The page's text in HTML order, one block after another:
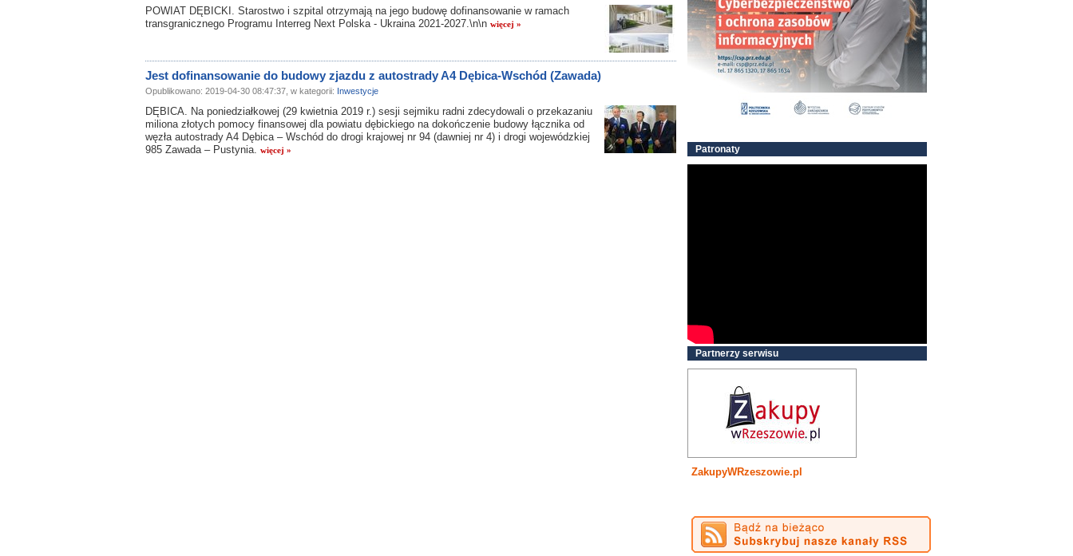
POWIAT DĘBICKI. Starostwo i szpital otrzymają na jego budowę dofinansowanie w ramach
transgranicznego Programu Interreg Next Polska - Ukraina 2021-2027.\n\n więcej »
Jest dofinansowanie do budowy zjazdu z autostrady A4 Dębica-Wschód (Zawada)
Opublikowano: 2019-04-30 08:47:37, w kategorii: Inwestycje
DĘBICA. Na poniedziałkowej (29 kwietnia 2019 r.) sesji sejmiku radni zdecydowali o przekazaniu
miliona złotych pomocy finansowej dla powiatu dębickiego na dokończenie budowy łącznika od
węzła autostrady A4 Dębica – Wschód do drogi krajowej nr 94 (dawniej nr 4) i drogi wojewódzkiej
985 Zawada – Pustynia. więcej » Patronaty
Partnerzy serwisu
ZakupyWRzeszowie.pl